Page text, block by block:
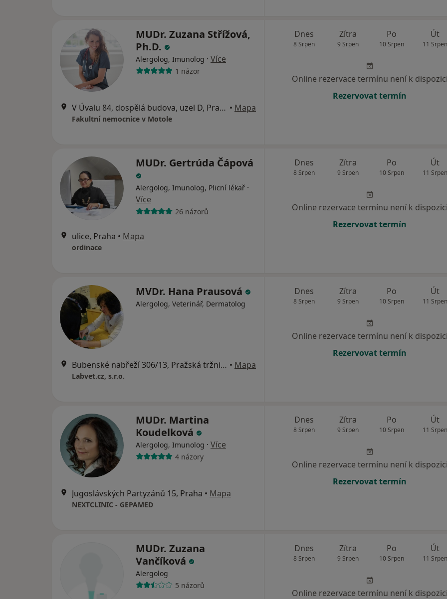
MUDr. Zuzana Střížová,
Ph.D.
Alergolog, Imunolog · Více
1 názor
V Úvalu 84, dospělá budova, uzel D, Praha • Mapa
Fakultní nemocnice v Motole
Dnes
8 Srpen
Zítra
9 Srpen
Po
10 Srpen
Út
11 Srpen
Online rezervace termínu není k dispozici
Rezervovat termín
MUDr. Gertrúda Čápová
Alergolog, Imunolog, Plicní lékař ·
Více
26 názorů
ulice, Praha • Mapa
ordinace
Dnes
8 Srpen
Zítra
9 Srpen
Po
10 Srpen
Út
11 Srpen
Online rezervace termínu není k dispozici
Rezervovat termín
MVDr. Hana Prausová
Alergolog, Veterinář, Dermatolog
Bubenské nabřeží 306/13, Pražská tržnice, hala 27, Praha • Mapa
Labvet.cz, s.r.o.
Dnes
8 Srpen
Zítra
9 Srpen
Po
10 Srpen
Út
11 Srpen
Online rezervace termínu není k dispozici
Rezervovat termín
MUDr. Martina
Koudelková
Alergolog, Imunolog · Více
4 názory
Jugoslávských Partyzánů 15, Praha • Mapa
NEXTCLINIC - GEPAMED
Dnes
8 Srpen
Zítra
9 Srpen
Po
10 Srpen
Út
11 Srpen
Online rezervace termínu není k dispozici
Rezervovat termín
MUDr. Zuzana
Vančíková
Alergolog
5 názorů
Dnes
8 Srpen
Zítra
9 Srpen
Po
10 Srpen
Út
11 Srpen
Online rezervace termínu není k dispozici